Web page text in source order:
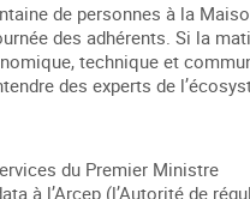
de personnes à la
des adhérents. Si la
technique et
des experts de
du Premier Ministre
à l’Arcep (l’Autorité de